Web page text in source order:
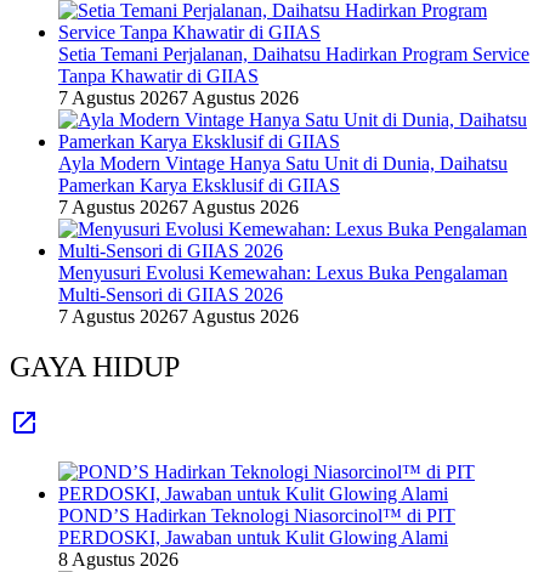
Setia Temani Perjalanan, Daihatsu Hadirkan Program Service
Tanpa Khawatir di GIIAS
7 Agustus 20267 Agustus 2026
Ayla Modern Vintage Hanya Satu Unit di Dunia, Daihatsu
Pamerkan Karya Eksklusif di GIIAS
7 Agustus 20267 Agustus 2026
Menyusuri Evolusi Kemewahan: Lexus Buka Pengalaman
Multi-Sensori di GIIAS 2026
7 Agustus 20267 Agustus 2026
GAYA HIDUP
POND’S Hadirkan Teknologi Niasorcinol™ di PIT
PERDOSKI, Jawaban untuk Kulit Glowing Alami
8 Agustus 2026